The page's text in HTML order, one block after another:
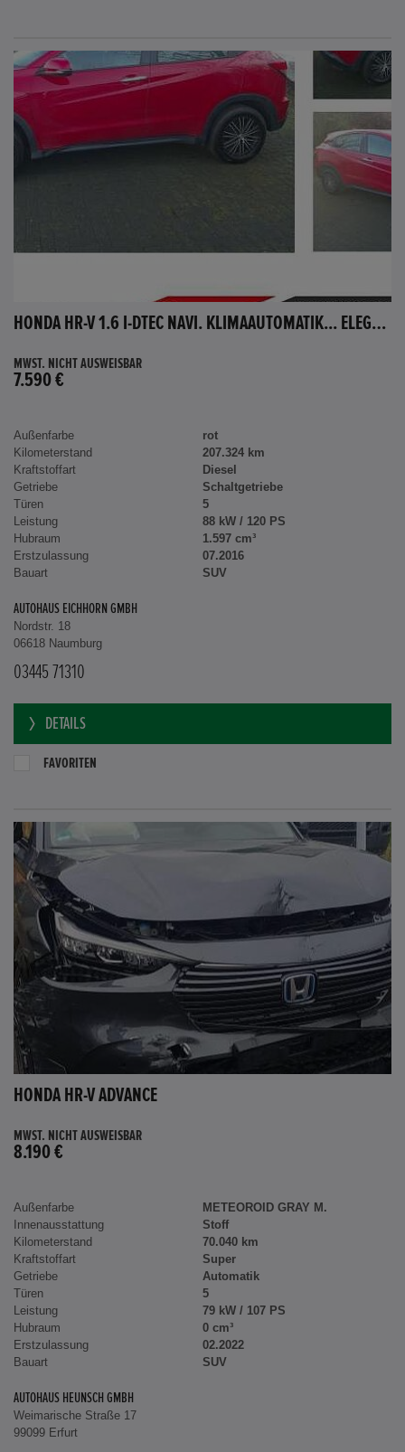
HONDA HR-V 1.6 I-DTEC NAVI. KLIMAAUTOMATIK... ELEGANCE
MWST. NICHT AUSWEISBAR
7.590 €
Außenfarbe
rot
Kilometerstand
207.324 km
Kraftstoffart
Diesel
Getriebe
Schaltgetriebe
Türen
5
Leistung
88 kW / 120 PS
Hubraum
1.597 cm³
Erstzulassung
07.2016
Bauart
SUV
AUTOHAUS EICHHORN GMBH
Nordstr. 18
06618 Naumburg
03445 71310
DETAILS
FAVORITEN
HONDA HR-V ADVANCE
MWST. NICHT AUSWEISBAR
8.190 €
Außenfarbe
METEOROID GRAY M.
Innenausstattung
Stoff
Kilometerstand
70.040 km
Kraftstoffart
Super
Getriebe
Automatik
Türen
5
Leistung
79 kW / 107 PS
Hubraum
0 cm³
Erstzulassung
02.2022
Bauart
SUV
AUTOHAUS HEUNSCH GMBH
Weimarische Straße 17
99099 Erfurt